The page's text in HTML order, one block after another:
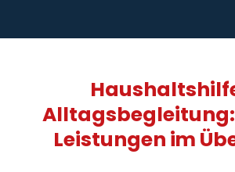
Alltagsbegleitung:
Leistungen im